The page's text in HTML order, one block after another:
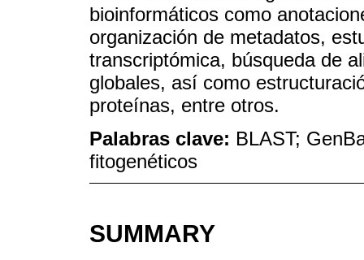
bioinformáticos como
organización de metadatos,
transcriptómica, búsqueda de
globales, así como
proteínas, entre otros.
Palabras clave: BLAST;
fitogenéticos
SUMMARY